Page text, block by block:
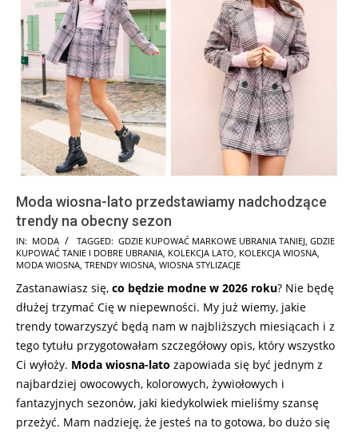
Moda wiosna-lato przedstawiamy nadchodzące
trendy na obecny sezon
2026-
02-
IN: MODA TAGGED: GDZIE KUPOWAĆ MARKOWE UBRANIA TANIEJ GDZIE
KUPOWAĆ TANIE I DOBRE UBRANIA KOLEKCJA LATO KOLEKCJA WIOSNA
MODA WIOSNA TRENDY WIOSNA WIOSNA STYLIZACJE
Zastanawiasz się, co będzie modne w 2026 roku? Nie będę
dłużej trzymać Cię w niepewności. My już wiemy, jakie
trendy towarzyszyć będą nam w najbliższych miesiącach i z
tego tytułu przygotowałam szczegółowy opis, który wszystko
Ci wyłoży. Moda wiosna-lato zapowiada się być jednym z
najbardziej owocowych, kolorowych, żywiołowych i
fantazyjnych sezonów, jaki kiedykolwiek mieliśmy szansę
przeżyć. Mam nadzieję, że jesteś na to gotowa, bo dużo się